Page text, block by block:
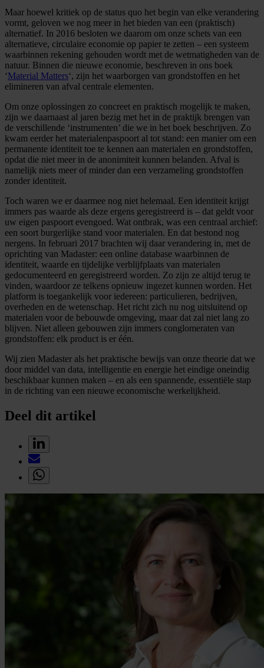
Maar hoewel kritiek op de status quo het begin van elke verandering
vormt, geloven we nog meer in het bieden van een (praktisch)
alternatief. In 2016 besloten we daarom om onze schets van een
alternatieve, circulaire economie op papier te zetten – een systeem
waarbinnen rekening gehouden wordt met de wetmatigheden van de
natuur. Binnen die nieuwe economie, beschreven in ons boek
‘Material Matters‘, zijn het waarborgen van grondstoffen en het
elimineren van afval centrale elementen.
Om onze oplossingen zo concreet en praktisch mogelijk te maken,
zijn we daarnaast al jaren bezig met het in de praktijk brengen van
de verschillende ‘instrumenten’ die we in het boek beschrijven. Zo
kwam eerder het materialenpaspoort al tot stand: een manier om een
permanente identiteit toe te kennen aan materialen en grondstoffen,
opdat die niet meer in de anonimiteit kunnen belanden. Afval is
namelijk niets meer of minder dan een verzameling grondstoffen
zonder identiteit.
Toch waren we er daarmee nog niet helemaal. Een identiteit krijgt
immers pas waarde als deze ergens geregistreerd is – dat geldt voor
uw eigen paspoort evengoed. Wat ontbrak, was een centraal archief:
een soort burgerlijke stand voor materialen. En dat bestond nog
nergens. In februari 2017 brachten wij daar verandering in, met de
oprichting van Madaster: een online database waarbinnen de
identiteit, waarde en tijdelijke verblijfplaats van materialen
gedocumenteerd en geregistreerd worden. Zo zijn ze altijd terug te
vinden, waardoor ze telkens opnieuw ingezet kunnen worden. Het
platform is toegankelijk voor iedereen: particulieren, bedrijven,
overheden en de wetenschap. Het richt zich nu nog uitsluitend op
materialen voor de bebouwde omgeving, maar dat zal niet lang zo
blijven. Niet alleen gebouwen zijn immers conglomeraten van
grondstoffen: elk product is er één.
Wij zien Madaster als het praktische bewijs van onze theorie dat we
door middel van data, intelligentie en energie het eindige oneindig
beschikbaar kunnen maken – en als een spannende, essentiële stap
in de richting van een nieuwe economische werkelijkheid.
Deel dit artikel